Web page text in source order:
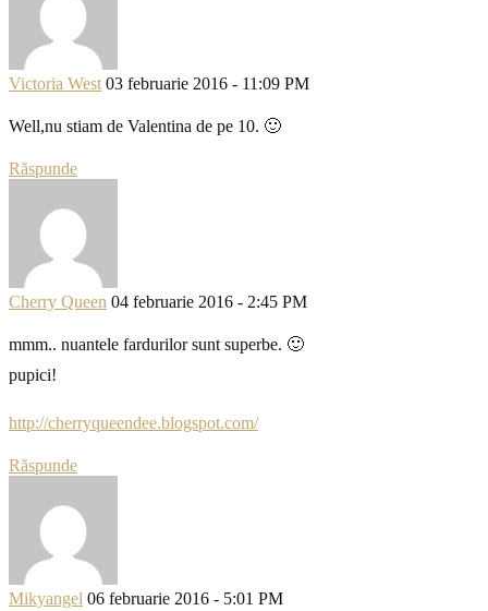
Victoria West 03 februarie 2016 - 11:09 PM
Well,nu stiam de Valentina de pe 10. 🙂
Răspunde
Cherry Queen 04 februarie 2016 - 2:45 PM
mmm.. nuantele fardurilor sunt superbe. 🙂
pupici!
http://cherryqueendee.blogspot.com/
Răspunde
Mikyangel 06 februarie 2016 - 5:01 PM